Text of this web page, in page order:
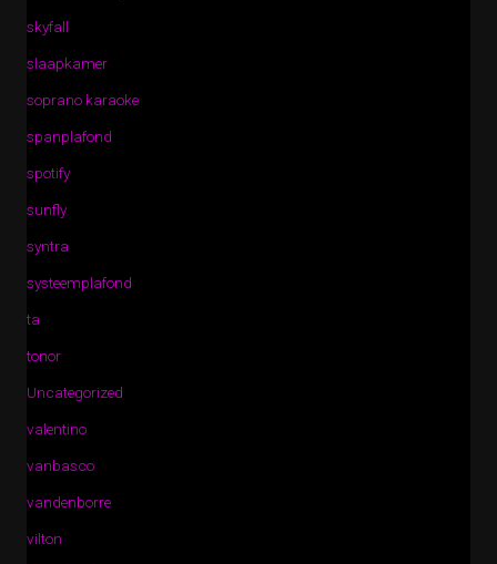
skyfall
slaapkamer
soprano karaoke
spanplafond
spotify
sunfly
syntra
systeemplafond
ta
tonor
Uncategorized
valentino
vanbasco
vandenborre
vilton